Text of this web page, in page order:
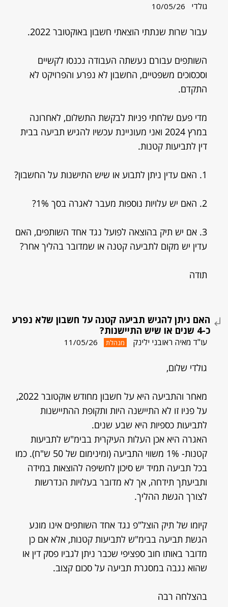
גולדי 10/05/26
עבור שרות שנתתי הוצאתי חשבון באוקטובר 2022.
השותפים עבורם נעשתה העבודה נכנסו לקשיים
וסכסוכים משפטיים, החשבון לא נפרע והפרויקט לא
התקדם.
מדי פעם שלחתי פניות לבקשת התשלום, לאחרונה
במרץ 2024 ואני מעוניינת עכשיו להגיש תביעה בבית
דין לתביעות קטנות.
1. האם עדין ניתן לתבוע או שיש התישנות על החשבון?
2. האם יש עלויות נוספות מעבר לאגרה בסך 1%?
3. אם יש תיק בהוצאה לפועל נגד אחד השותפים, האם
עדין יש מקום לתביעה קטנה או שמדובר בהליך אחר?
תודה
האם ניתן להגיש תביעה קטנה על חשבון שלא נפרע
כ-4 שנים או שיש התיישנות?
עו"ד מאיה ראובני ילינק מנהלת 11/05/26
גולדי שלום,
מאחר והתביעה היא על חשבון מחודש אוקטובר 2022,
על פניו זו לא התיישנה היות ותקופת ההתיישנות
לתביעות כספיות היא שבע שנים.
האגרה היא אכן העלות העיקרית בבימ"ש לתביעות
קטנות- 1% משווי התביעה (ומינימום של 50 ש"ח). כמו
בכל תביעה תמיד יש סיכון לחשיפה להוצאות במידה
ותביעתך תידחה, אך לא מדובר בעלויות הנדרשות
לצורך הגשת ההליך.
קיומו של תיק הוצל"פ נגד אחד השותפים אינו מונע
הגשת תביעה בבימ"ש לתביעות קטנות, אלא אם כן
מדובר באותו חוב ספציפי שכבר ניתן לגביו פסק דין או
שהוא נגבה במסגרת תביעה על סכום קצוב.
בהצלחה רבה